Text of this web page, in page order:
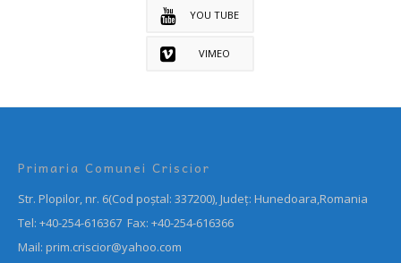
YOU TUBE
VIMEO
Primaria Comunei Criscior
Str. Plopilor, nr. 6(Cod poștal: 337200), Județ: Hunedoara,Romania
Tel: +40-254-616367 Fax: +40-254-616366
Mail: prim.criscior@yahoo.com